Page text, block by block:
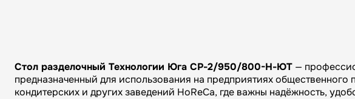
Стол разделочный Технологии Юга СР-2/950/800-Н-ЮТ —
предназначенный для использования на предприятиях
кондитерских и других заведений HoReCa, где важны надёжность,